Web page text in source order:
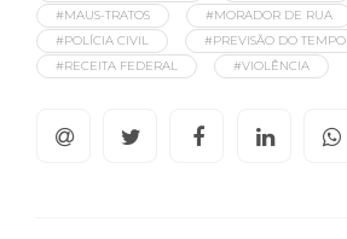
#MAUS-TRATOS
#MORADOR DE RUA
#POLÍCIA CIVIL
#PREVISÃO DO TEMPO
#RECEITA FEDERAL
#VIOLÊNCIA